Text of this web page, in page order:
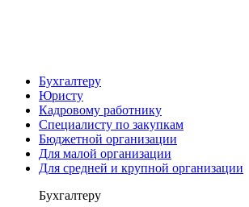
Бухгалтеру
Юристу
Кадровому работнику
Специалисту по закупкам
Бюджетной организации
Для малой организации
Для средней и крупной организации
Бухгалтеру